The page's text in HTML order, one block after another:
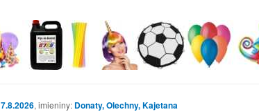
7.8.2026, imieniny: Donaty, Olechny, Kajetana